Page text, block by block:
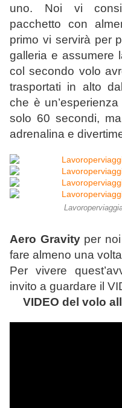
uno. Noi vi
pacchetto con
primo vi servirà per
galleria e assumere
col secondo volo
trasportati in alto
che è
solo 60 secondi,
adrenalina e
Aero Gravityper noi
fare almeno una
Per vivere
invito a guardare il
VIDEO del volo